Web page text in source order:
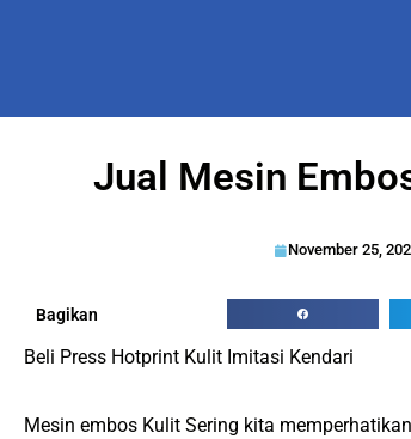
Jual Mesin
November 25,
Bagikan
Beli Press Hotprint Kulit Imitasi Kendari
Mesin embos Kulit Sering kita